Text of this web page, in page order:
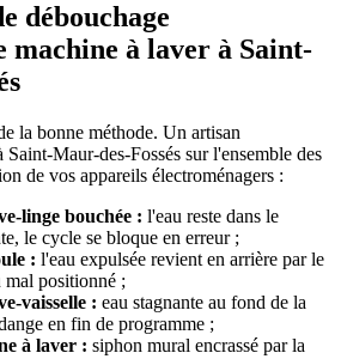
débouchage
machine à laver à Saint-
la bonne méthode. Un artisan
Maur-des-Fossés sur l'ensemble des
de vos appareils électroménagers :
linge bouchée : l'eau reste dans le
le cycle se bloque en erreur ;
: l'eau expulsée revient en arrière par le
positionné ;
vaisselle : eau stagnante au fond de la
en fin de programme ;
à laver : siphon mural encrassé par la